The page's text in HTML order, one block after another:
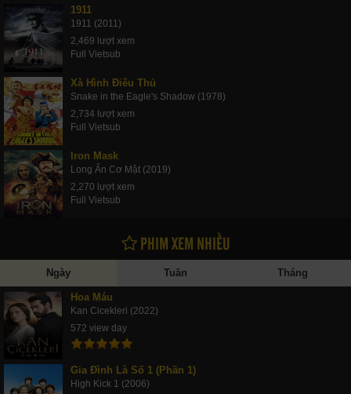
1911
1911 (2011)
2,469 lượt xem
Full Vietsub
Xà Hình Điêu Thủ
Snake in the Eagle's Shadow (1978)
2,734 lượt xem
Full Vietsub
Iron Mask
Long Ẩn Cơ Mật (2019)
2,270 lượt xem
Full Vietsub
PHIM XEM NHIỀU
Ngày Tuần Tháng
Hoa Máu
Kan Cicekleri (2022)
572 view day
Gia Đình Là Số 1 (Phần 1)
High Kick 1 (2006)